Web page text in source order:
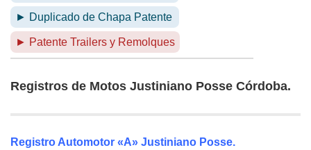
► Duplicado de Chapa Patente
► Patente Trailers y Remolques
Registros de Motos Justiniano Posse Córdoba.
Registro Automotor «A» Justiniano Posse.